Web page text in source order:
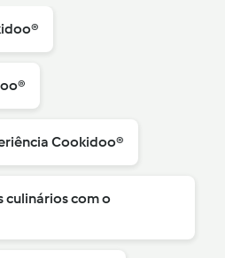
Cookidoo®
culinários com o